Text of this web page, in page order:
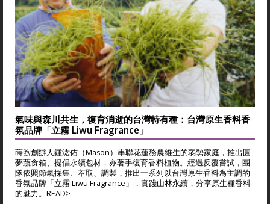
氣味與森川共生，復育消逝的台灣特有種：台灣原生香料香
氛品牌「立霧 Liwu Fragrance」
蒔煦創辦人鍾汯佑（Mason）串聯花蓮務農維生的弱勢家庭，推出圓
夢蔬食箱、提倡永續包材，亦著手復育香料植物。經過反覆嘗試，團
隊依照節氣採集、萃取、調製，推出一系列以台灣原生香料為主調的
香氛品牌「立霧 Liwu Fragrance」，實踐山林永續，分享原生種香料
的魅力。 READ>